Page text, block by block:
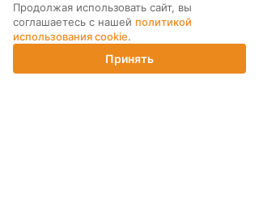
Корзина
ИНТЕРНЕТ-МАГАЗИН
Продолжая использовать сайт, вы
соглашаетесь с нашей политикой
использования cookie.
Принять